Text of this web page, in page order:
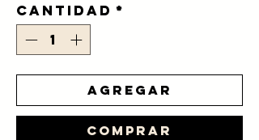
Cantidad *
Agregar
Comprar